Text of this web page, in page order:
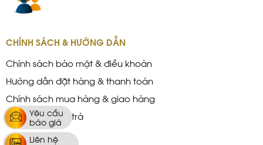
CHÍNH SÁCH & HƯỚNG DẪN
Chính sách bảo mật & điều khoản
Hướng dẫn đặt hàng & thanh toán
Chính sách mua hàng & giao hàng
Chính sách đổi trả
Yêu cầu
báo giá
Liên hệ